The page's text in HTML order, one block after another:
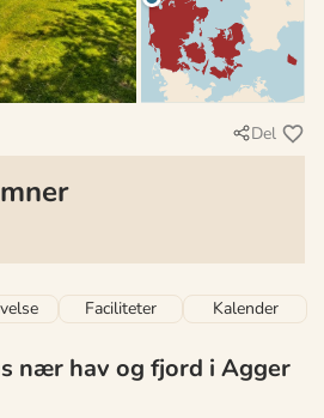
Del
Faciliteter Kalender
nær hav og fjord i Agger